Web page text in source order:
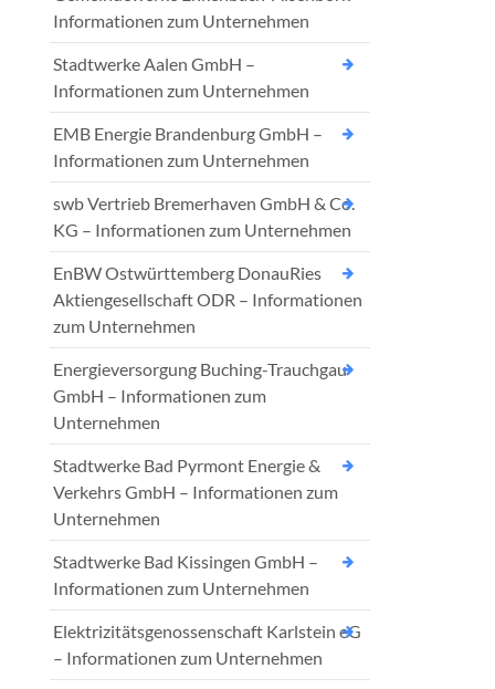
Informationen zum Unternehmen
Stadtwerke Aalen GmbH –
Informationen zum Unternehmen
EMB Energie Brandenburg GmbH –
Informationen zum Unternehmen
swb Vertrieb Bremerhaven GmbH & Co.
KG – Informationen zum Unternehmen
EnBW Ostwürttemberg DonauRies
Aktiengesellschaft ODR – Informationen
zum Unternehmen
Energieversorgung Buching-Trauchgau
GmbH – Informationen zum
Unternehmen
Stadtwerke Bad Pyrmont Energie &
Verkehrs GmbH – Informationen zum
Unternehmen
Stadtwerke Bad Kissingen GmbH –
Informationen zum Unternehmen
Elektrizitätsgenossenschaft Karlstein eG
– Informationen zum Unternehmen